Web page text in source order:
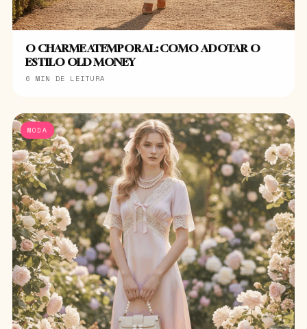
O CHARME ATEMPORAL: COMO ADOTAR O
ESTILO OLD MONEY
6 MIN DE LEITURA
MODA